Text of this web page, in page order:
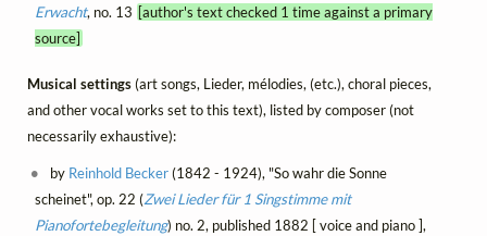
Erwacht, no. 13 [author's text checked 1 time against a primary
source]
Musical settings(art songs, Lieder, mélodies, (etc.), choral pieces,
and other vocal works set to this text), listed by composer (not
necessarily exhaustive):
by Reinhold Becker(1842 - 1924), "So wahr die Sonne
scheinet", op. 22 (Zwei Lieder für 1 Singstimme mit
Pianofortebegleitung) no. 2, published 1882 [ voice and piano ],